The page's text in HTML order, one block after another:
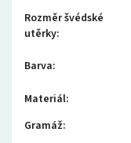
Rozměr švédské
utěrky:
Barva:
Materiál:
Gramáž: